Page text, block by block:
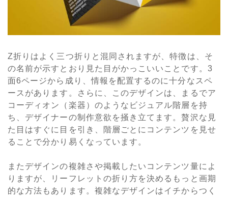
Z折りはよく三つ折りと混同されますが、特徴は、そ
の名前が示すとおり見た目がかっこいいことです。3
面6ページから成り、情報を配置するのに十分なスペ
ースがあります。さらに、このデザインは、まるでア
コーディオン（楽器）のようなビジュアル階層を持
ち、デザイナーの制作意欲を掻き立てます。贅沢な見
た目はすぐに目を引き、階層ごとにコンテンツを見せ
ることで分かり易くなっています。
またデザインの複雑さや掲載したいコンテンツ量によ
りますが、リーフレットの折り方を決めるもっと画期
的な方法もあります。複雑なデザインはイチからつく